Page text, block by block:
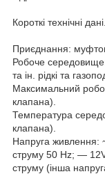
Короткі технічні дані.
Приєднання:
Робоче середовище:
та ін. рідкі та
Максимальний
клапана).
Температура
клапана).
Напруга живлення:
струму 50 Hz; —
струму (інша